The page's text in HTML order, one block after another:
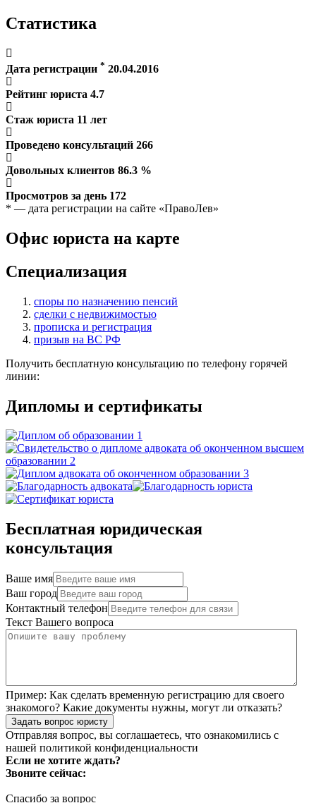
Статистика
Дата регистрации * 20.04.2016
Рейтинг юриста 4.7
Стаж юриста 11 лет
Проведено консультаций 266
Довольных клиентов 86.3 %
Просмотров за день 172
* — дата регистрации на сайте «ПравоЛев»
Офис юриста на карте
Специализация
споры по назначению пенсий
сделки с недвижимостью
прописка и регистрация
призыв на ВС РФ
Получить бесплатную консультацию по телефону горячей
линии:
Дипломы и сертификаты
Бесплатная юридическая
консультация
Ваше имя
Ваш город
Контактный телефон
Текст Вашего вопроса
Пример: Как сделать временную регистрацию для своего
знакомого? Какие документы нужны, могут ли отказать?
Задать вопрос юристу
Отправляя вопрос, вы соглашаетесь, что ознакомились с
нашей политикой конфиденциальности
Если не хотите ждать?
Звоните сейчас:
Спасибо за вопрос